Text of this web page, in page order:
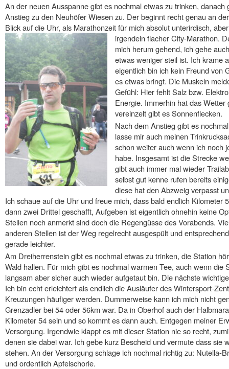
An der neuen Ausspanne gibt es nochmal etwas zu trinken,
Anstieg zu den Neuhöfer Wiesen zu. Der beginnt recht genau an
Blick auf die Uhr, als Marathonzeit für mich absolut unterirdisch,
irgendein flacher City-Marathon.
mich herum gehend, ich gehe
etwas weniger steil ist. Ich krame
eigentlich bin ich kein Freund von
es etwas bringt. Die Muskeln
Gefühl: Hier fehlt Salz bzw.
Energie. Immerhin hat das
vereinzelt gibt es Sonnenflecken.
Nach dem Anstieg gibt es
lasse mir auch meinen
schon weiter auch wenn ich noch
habe. Insgesamt ist die Strecke
gibt auch immer mal wieder
selbst gut kenne rufen bereits
diese hat den Abzweig verpasst
Ich schaue auf die Uhr und freue mich, dass bald endlich Kilometer
dann zwei Drittel geschafft, Aufgeben ist eigentlich ohnehin keine
Stellen noch anmerkt sind doch die Regengüsse des Vorabends.
anderen Stellen ist der Weg regelrecht ausgespült und
gerade leichter.
Am Dreiherrenstein gibt es nochmal etwas zu trinken, die Station
Wald hallen. Für mich gibt es nochmal warmen Tee, auch wenn die
langsam aber sicher auch wieder aufgetaut bin. Die nächste
Ich bin echt erleichtert als endlich die Ausläufer des Wintersport-
Kreuzungen häufiger werden. Dummerweise kann ich mich nicht
Grenzadler bei 54 oder 56km war. Da in Oberhof auch der
Kilometer 54 sein und so kommt es dann auch. Entgegen meiner
Versorgung. Irgendwie klappt es mit dieser Station nie so recht,
denen sie dabei war. Ich gebe kurz Bescheid und vermute dass sie
stehen. An der Versorgung schlage ich nochmal richtig zu: Nutella-
und ordentlich Apfelschorle.